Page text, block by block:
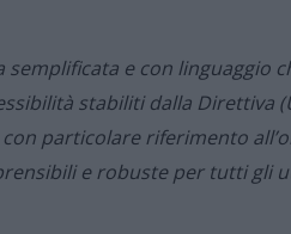
e con linguaggio
stabiliti dalla Direttiva
particolare riferimento
e robuste per tutti gli